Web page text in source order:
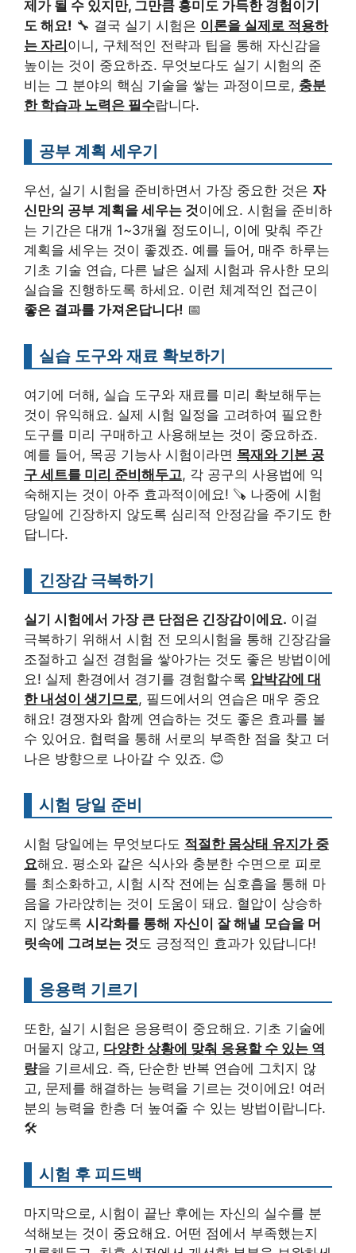
제가 될 수 있지만, 그만큼 흥미도 가득한 경험이기
도 해요! 🔧 결국 실기 시험은 이론을 실제로 적용하
는 자리 이니, 구체적인 전략과 팁을 통해 자신감을
높이는 것이 중요하죠. 무엇보다도 실기 시험의 준
비는 그 분야의 핵심 기술을 쌓는 과정이므로, 충분
한 학습과 노력은 필수랍니다.
공부 계획 세우기
우선, 실기 시험을 준비하면서 가장 중요한 것은 자
신만의 공부 계획을 세우는 것이에요. 시험을 준비하
는 기간은 대개 1~3개월 정도이니, 이에 맞춰 주간
계획을 세우는 것이 좋겠죠. 예를 들어, 매주 하루는
기초 기술 연습, 다른 날은 실제 시험과 유사한 모의
실습을 진행하도록 하세요. 이런 체계적인 접근이
좋은 결과를 가져온답니다! 📅
실습 도구와 재료 확보하기
여기에 더해, 실습 도구와 재료를 미리 확보해두는
것이 유익해요. 실제 시험 일정을 고려하여 필요한
도구를 미리 구매하고 사용해보는 것이 중요하죠.
예를 들어, 목공 기능사 시험이라면 목재와 기본 공
구 세트를 미리 준비해두고, 각 공구의 사용법에 익
숙해지는 것이 아주 효과적이에요! 🪚 나중에 시험
당일에 긴장하지 않도록 심리적 안정감을 주기도 한
답니다.
긴장감 극복하기
실기 시험에서 가장 큰 단점은 긴장감이에요. 이걸
극복하기 위해서 시험 전 모의시험을 통해 긴장감을
조절하고 실전 경험을 쌓아가는 것도 좋은 방법이에
요! 실제 환경에서 경기를 경험할수록 압박감에 대
한 내성이 생기므로, 필드에서의 연습은 매우 중요
해요! 경쟁자와 함께 연습하는 것도 좋은 효과를 볼
수 있어요. 협력을 통해 서로의 부족한 점을 찾고 더
나은 방향으로 나아갈 수 있죠. 😊
시험 당일 준비
시험 당일에는 무엇보다도 적절한 몸상태 유지가 중
요해요. 평소와 같은 식사와 충분한 수면으로 피로
를 최소화하고, 시험 시작 전에는 심호흡을 통해 마
음을 가라앉히는 것이 도움이 돼요. 혈압이 상승하
지 않도록 시각화를 통해 자신이 잘 해낼 모습을 머
릿속에 그려보는 것도 긍정적인 효과가 있답니다!
응용력 기르기
또한, 실기 시험은 응용력이 중요해요. 기초 기술에
머물지 않고, 다양한 상황에 맞춰 응용할 수 있는 역
량을 기르세요. 즉, 단순한 반복 연습에 그치지 않
고, 문제를 해결하는 능력을 기르는 것이에요! 여러
분의 능력을 한층 더 높여줄 수 있는 방법이랍니다.
🛠️
시험 후 피드백
마지막으로, 시험이 끝난 후에는 자신의 실수를 분
석해보는 것이 중요해요. 어떤 점에서 부족했는지